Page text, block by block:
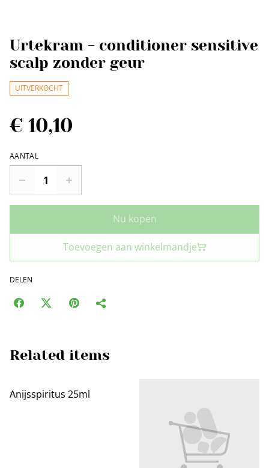
Urtekram - conditioner sensitive
scalp zonder geur
UITVERKOCHT
€ 10,10
AANTAL
Nu kopen
Toevoegen aan winkelmandje
DELEN
Related items
Anijsspiritus 25ml